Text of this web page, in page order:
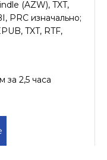
(AZW), TXT,
PRC изначально;
TXT, RTF,
за 2,5 часа